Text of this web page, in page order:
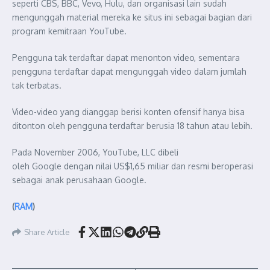
seperti CBS, BBC, Vevo, Hulu, dan organisasi lain sudah
mengunggah material mereka ke situs ini sebagai bagian dari
program kemitraan YouTube.
Pengguna tak terdaftar dapat menonton video, sementara
pengguna terdaftar dapat mengunggah video dalam jumlah
tak terbatas.
Video-video yang dianggap berisi konten ofensif hanya bisa
ditonton oleh pengguna terdaftar berusia 18 tahun atau lebih.
Pada November 2006, YouTube, LLC dibeli
oleh Google dengan nilai US$1,65 miliar dan resmi beroperasi
sebagai anak perusahaan Google.
(RAM)
Share Article